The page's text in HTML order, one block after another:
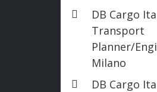
DB Cargo
Transport
Planner/
Milano
DB Cargo